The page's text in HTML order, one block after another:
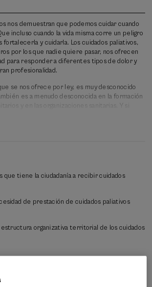
nos demuestran que podemos cuidar cuando
incluso cuando la vida misma corre un peligro
y cuidarla. Los cuidados paliativos,
por los que nadie quiere pasar, nos ofrecen
para responder a diferentes tipos de dolor y
profesionalidad.
se nos ofrece por ley, es muy desconocido
es a menudo desconocida en la formación
y en las organizaciones sanitarias. Y si
la Comunidad Autónoma del País Vasco.
en la sociedad y dar a conocer nuestro
y ciudadanos. Se reunirán las experiencias
conocer el servicio de los cuidados
infancia como en la edad adulta, con el
expertos en cuidados paliativos. Y a
puntos de vista, se informará de los beneficios
de los cuidados paliativos.
que tiene la ciudadanía a recibir cuidados
de prestación de cuidados paliativos
organizativa territorial de los cuidados